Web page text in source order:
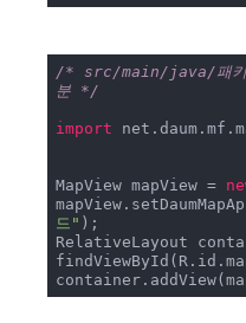
/* src/main/java/패
분 */
import
MapView mapView =
드" );
RelativeLayout